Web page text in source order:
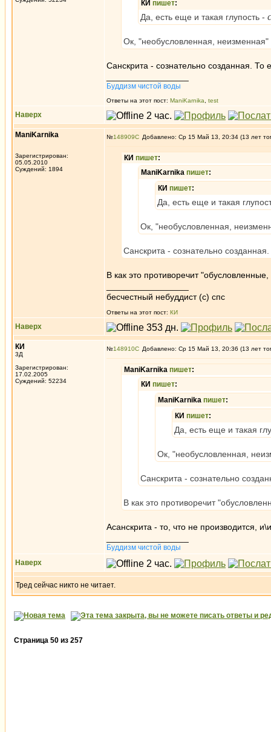
КИ пишет:
Да, есть еще и такая глупость -
Ок, "необусловленная,
Санскрита - сознательно созданная. То
Буддизм чистой воды
Ответы на этот пост: ManiKarnika test
Наверх
ManiKarnika
Зарегистрирован:
05.05.2010
Суждений: 1894
№148909 Добавлено: Ср 15 Май 13, 20:34 (13 лет
КИ пишет:
ManiKarnika пишет:
КИ пишет:
Да, есть еще и такая
Ок, "необусловленная,
Санскрита - сознательно
B как это противоречит
бесчестный небуддист (с) спс
Ответы на этот пост: КИ
Наверх
КИ
3Д
Зарегистрирован:
17.02.2005
Суждений: 52234
№148910 Добавлено: Ср 15 Май 13, 20:36 (13 лет
ManiKarnika пишет:
КИ пишет:
ManiKarnika пишет:
КИ пишет:
Да, есть еще и такая
Ок, "необусловленная,
Санскрита - сознательно
B как это противоречит
Асанскрита - то, что не производится,
Буддизм чистой воды
Наверх
Тред сейчас никто не читает.
Страница 50 из 257